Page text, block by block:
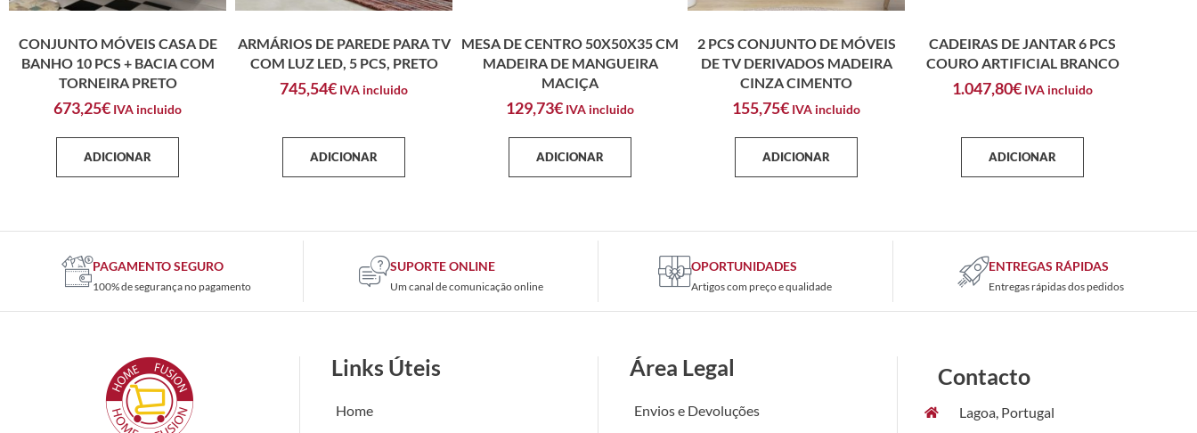
CONJUNTO MÓVEIS CASA DE
BANHO 10 PCS + BACIA COM
TORNEIRA PRETO
673,25€ IVA incluido
ADICIONAR
ARMÁRIOS DE PAREDE PARA TV
COM LUZ LED, 5 PCS, PRETO
745,54€ IVA incluido
ADICIONAR
MESA DE CENTRO 50X50X35 CM
MADEIRA DE MANGUEIRA
MACIÇA
129,73€ IVA incluido
ADICIONAR
2 PCS CONJUNTO DE MÓVEIS
DE TV DERIVADOS MADEIRA
CINZA CIMENTO
155,75€ IVA incluido
ADICIONAR
CADEIRAS DE JANTAR 6 PCS
COURO ARTIFICIAL BRANCO
1.047,80€ IVA incluido
ADICIONAR
PAGAMENTO SEGURO
100% de segurança no pagamento
SUPORTE ONLINE
Um canal de comunicação online
OPORTUNIDADES
Artigos com preço e qualidade
ENTREGAS RÁPIDAS
Entregas rápidas dos pedidos
Links Úteis
Home
Área Legal
Envios e Devoluções
Contacto
Lagoa, Portugal